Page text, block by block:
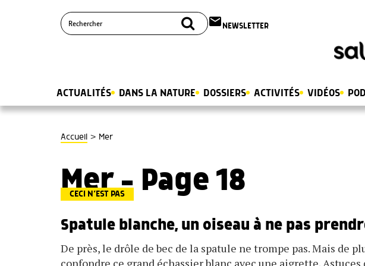
email NEWSLETTER
ACTUALITÉS DANS LA NATURE DOSSIERS ACTIVITÉS VIDÉOS
Accueil > Mer
Mer - Page 18
CECI N’EST PAS
Spatule blanche, un oiseau à ne pas
De près, le drôle de bec de la spatule ne trompe pas. Mais de
confondre ce grand échassier blanc avec une aigrette.